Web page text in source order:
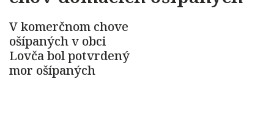
V komerčnom chove
ošípaných v obci
Lovča bol potvrdený
mor ošípaných